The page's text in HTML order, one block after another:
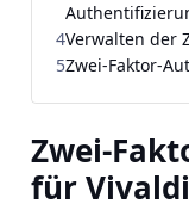
Zwei-
für
4Verwalten der
5Zwei-Faktor-